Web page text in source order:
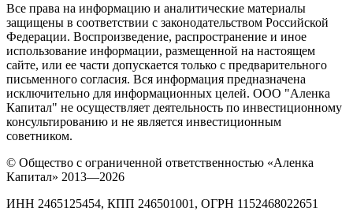
Все права на информацию и аналитические материалы
защищены в соответствии с законодательством Российской
Федерации. Воспроизведение, распространение и иное
использование информации, размещенной на настоящем
сайте, или ее части допускается только с предварительного
письменного согласия. Вся информация предназначена
исключительно для информационных целей. ООО "Аленка
Капитал" не осуществляет деятельность по инвестиционному
консультированию и не является инвестиционным
советником.
© Общество с ограниченной ответственностью «Аленка
Капитал» 2013—2026
ИНН 2465125454, КПП 246501001, ОГРН 1152468022651